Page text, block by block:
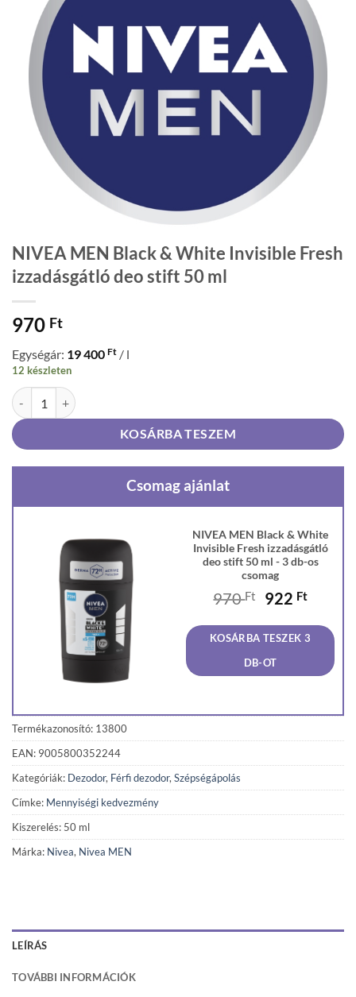
NIVEA MEN Black & White Invisible Fresh
izzadásgátló deo stift 50 ml
970 Ft
Egységár: 19 400 Ft / l
12 készleten
NIVEA MEN Black & White Invisible Fresh izzadásgátló deo stift 50
KOSÁRBA TESZEM
Csomag ajánlat
NIVEA MEN Black & White
Invisible Fresh izzadásgátló
deo stift 50 ml - 3 db-os
csomag
970Ft
Original
was:
970 Ft.
922 Ft
is:
922
KOSÁRBA TESZEK 3
DB-OT
Termékazonosító: 13800
EAN: 9005800352244
Kategóriák: Dezodor, Férfi dezodor, Szépségápolás
Címke: Mennyiségi kedvezmény
Kiszerelés: 50 ml
Márka: Nivea, Nivea MEN
LEÍRÁS
TOVÁBBI INFORMÁCIÓK